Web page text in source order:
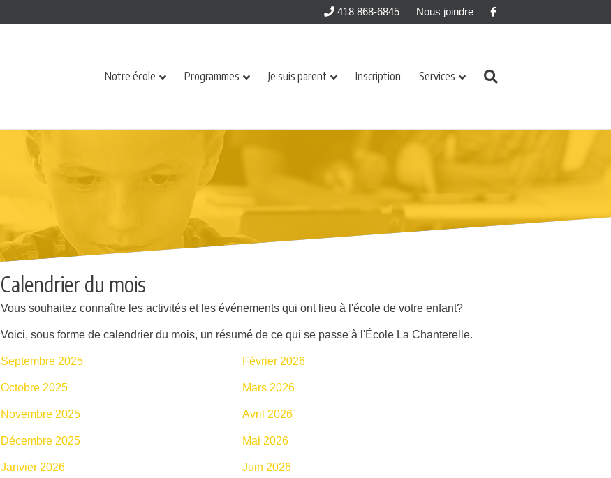
418 868-6845 Nous joindre Facebook
Notre école Programmes Je suis parent Inscription Services
Calendrier du mois
Vous souhaitez connaître les activités et les événements qui ont lieu à l'école de votre enfant?
Voici, sous forme de calendrier du mois, un résumé de ce qui se passe à l'École La Chanterelle.
Septembre 2025
Octobre 2025
Novembre 2025
Décembre 2025
Janvier 2026
Février 2026
Mars 2026
Avril 2026
Mai 2026
Juin 2026